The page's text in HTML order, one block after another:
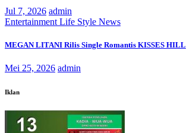
Jul 7, 2026 admin
Entertainment Life Style News
MEGAN LITANI Rilis Single Romantis KISSES HILL
Mei 25, 2026 admin
Iklan